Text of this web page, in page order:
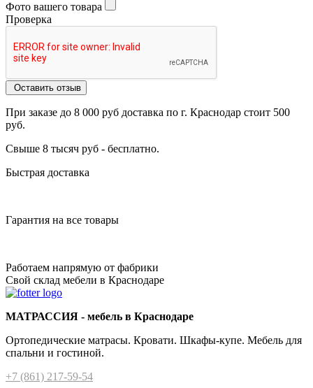
Фото вашего товара
Проверка
Оставить отзыв
При заказе до 8 000 руб доставка по г. Краснодар стоит 500
руб.
Свыше 8 тысяч руб - бесплатно.
Быстрая доставка
Гарантия на все товары
Работаем напрямую от фабрики
Свой склад мебели в Краснодаре
МАТРАССИЯ - мебель в Краснодаре
Ортопедические матрасы. Кровати. Шкафы-купе. Мебель для
спальни и гостиной.
+7 (861) 217-59-54